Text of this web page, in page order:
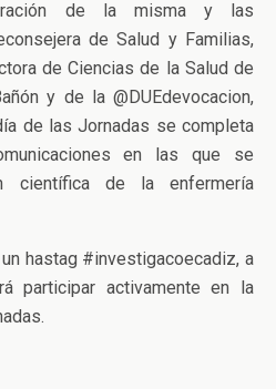
de la misma y las
de Salud y Familias,
de Ciencias de la Salud de
y de la @DUEdevocacion,
de las Jornadas se completa
en las que se
científica de la enfermería
hastag #investigacoecadiz, a
participar activamente en la